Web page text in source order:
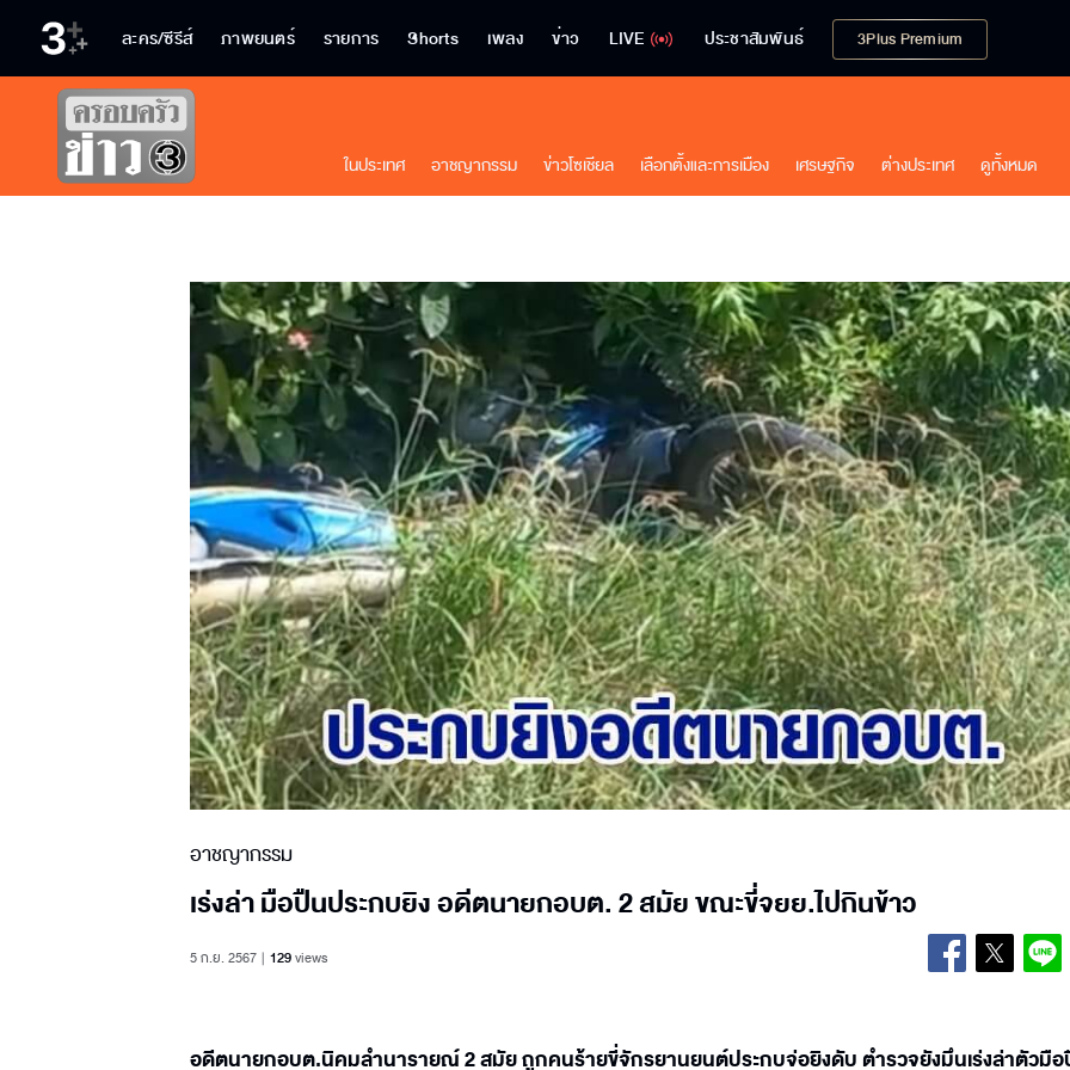
ละคร/ซีรีส์ ภาพยนตร์ รายการ Shorts เพลง ข่าว LIVE ประชาสัมพันธ์ 3Plus Premium
ในประเทศ อาชญากรรม ข่าวโซเชียล เลือกตั้งและการเมือง เศรษฐกิจ ต่างประเทศ ดูทั้งหมด
อาชญากรรม
เร่งล่า มือปืนประกบยิง อดีตนายกอบต. 2 สมัย ขณะขี่จยย.ไปกินข้าว
5 ก.ย. 2567 129views
อดีตนายกอบต.นิคมลำนารายณ์ 2 สมัย ถูกคนร้ายขี่จักรยานยนต์ประกบจ่อยิงดับ ตำรวจยังมึนเร่งล่าตัวมื